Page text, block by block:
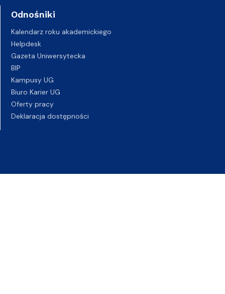
Odnośniki
Kalendarz roku akademickiego
Helpdesk
Gazeta Uniwersytecka
BIP
Kampusy UG
Biuro Karier UG
Oferty pracy
Deklaracja dostępności